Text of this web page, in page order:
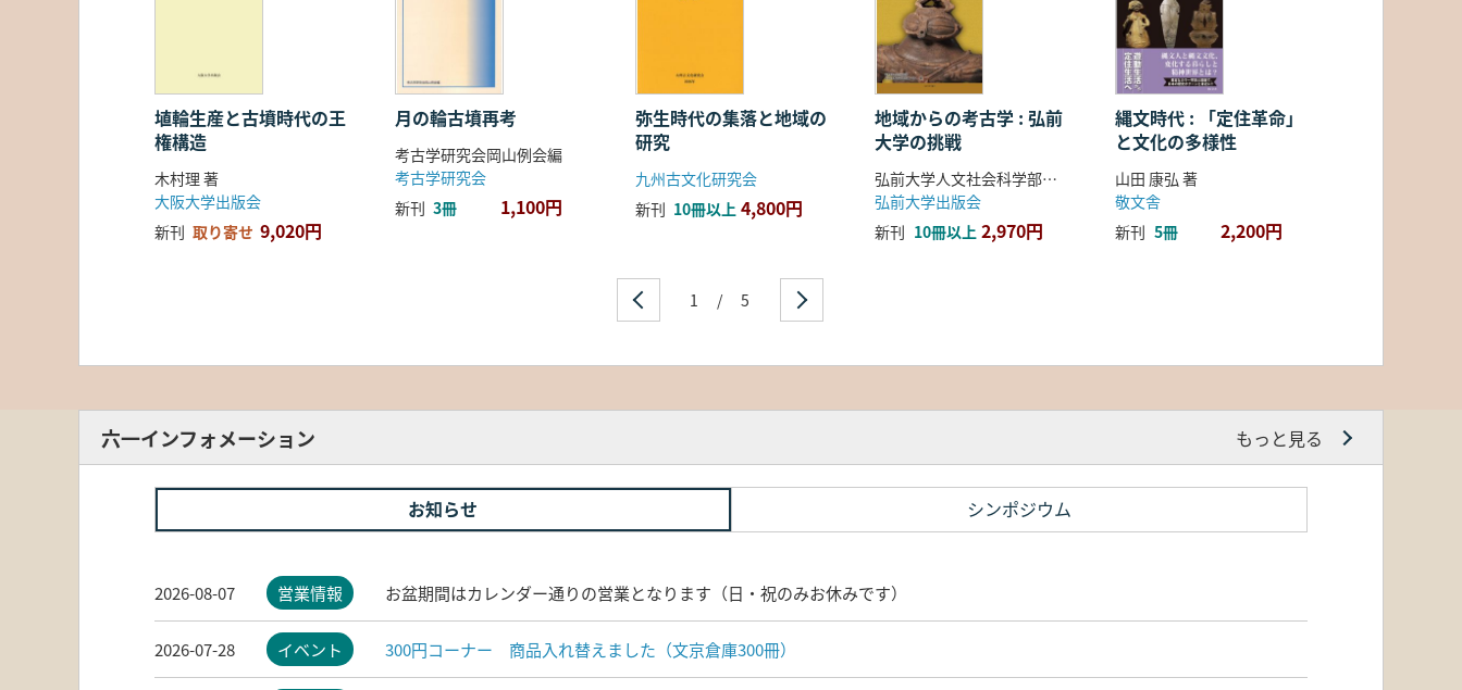
埴輪生産と古墳時代の王
権構造
木村理 著
大阪大学出版会
新刊 取り寄せ 9,020円
月の輪古墳再考
考古学研究会岡山例会編
考古学研究会
新刊 3冊 1,100円
弥生時代の集落と地域の
研究
九州古文化研究会
新刊 10冊以上 4,800円
地域からの考古学 : 弘前
大学の挑戦
弘前大学人文社会科学部北日本考古学研究センター 編
弘前大学出版会
新刊 10冊以上 2,970円
縄文時代 : 「定住革命」
と文化の多様性
山田 康弘 著
敬文舎
新刊 5冊 2,200円
1 / 5
六一インフォメーション もっと見る
お知らせ シンポジウム
2026-08-07 営業情報 お盆期間はカレンダー通りの営業となります（日・祝のみお休みです）
2026-07-28 イベント 300円コーナー 商品入れ替えました（文京倉庫300冊）